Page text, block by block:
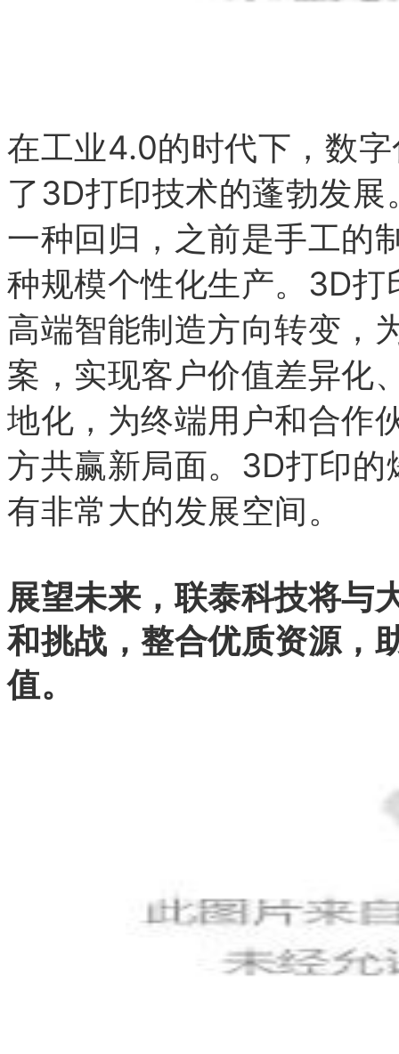
在工业4.0的时代下，数
了3D打印技术的蓬勃发
一种回归，之前是手工的
种规模个性化生产。3D
高端智能制造方向转变，
案，实现客户价值差异化
地化，为终端用户和合作
方共赢新局面。3D打印
有非常大的发展空间。
展望未来，联泰科技将与
和挑战，整合优质资源，
值。